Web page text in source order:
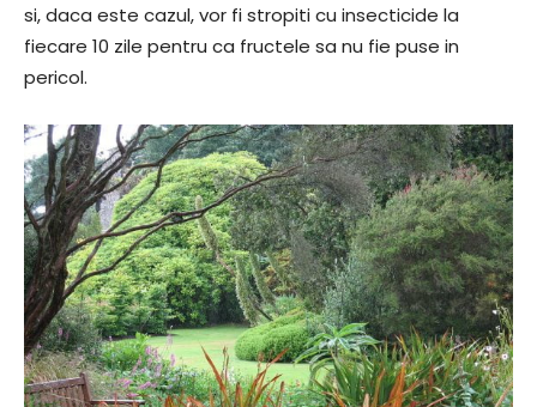
si, daca este cazul, vor fi stropiti cu insecticide la
fiecare 10 zile pentru ca fructele sa nu fie puse in
pericol.